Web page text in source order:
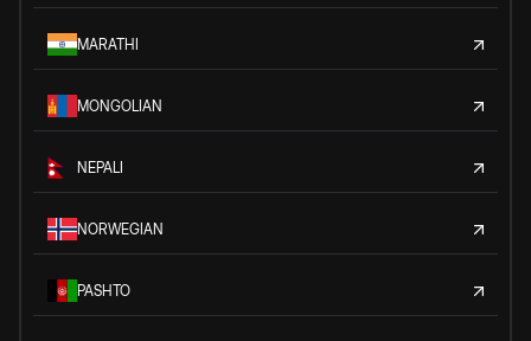
MARATHI
MONGOLIAN
NEPALI
NORWEGIAN
PASHTO